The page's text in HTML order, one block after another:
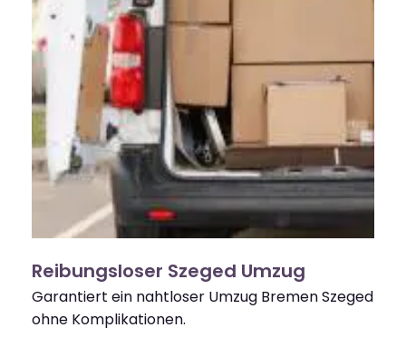
Reibungsloser Szeged Umzug
Garantiert ein nahtloser Umzug Bremen Szeged
ohne Komplikationen.